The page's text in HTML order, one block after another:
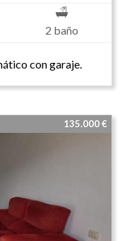
2 baño
con garaje.
135.000 €